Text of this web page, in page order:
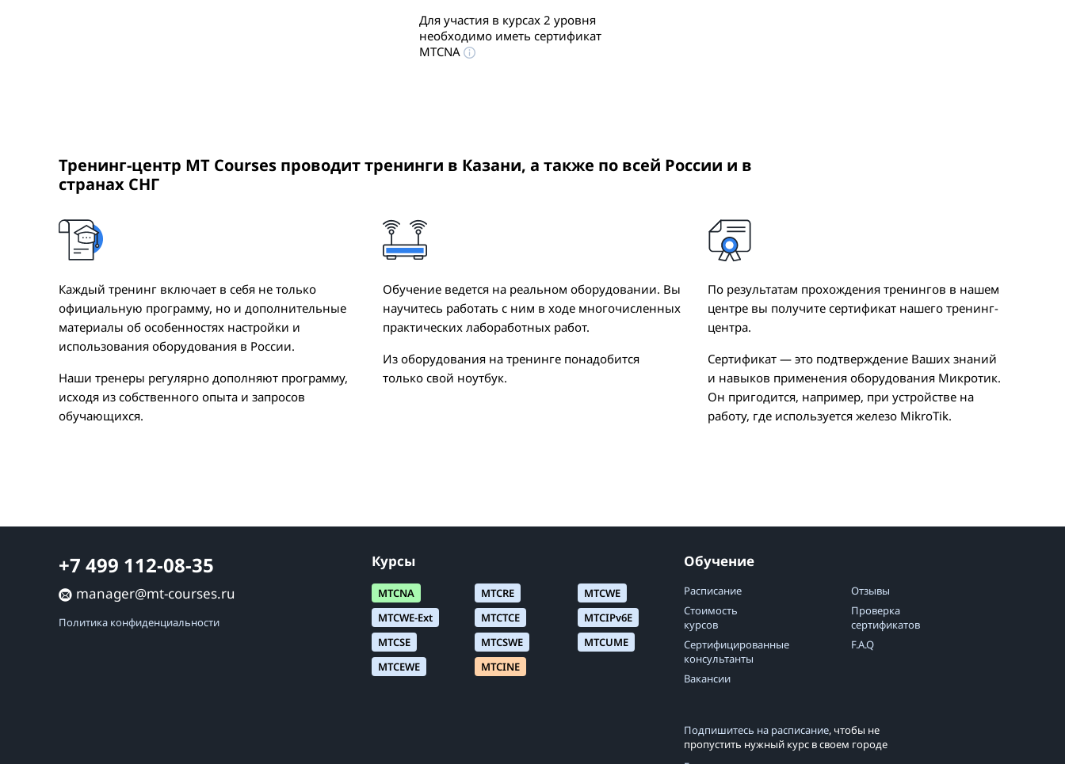
Для участия в курсах 2 уровня
необходимо иметь сертификат
MTCNA
Тренинг-центр MT Courses проводит тренинги в Казани, а также по всей России и в
странах СНГ
Каждый тренинг включает в себя не только
официальную программу, но и дополнительные
материалы об особенностях настройки и
использования оборудования в России.
Наши тренеры регулярно дополняют программу,
исходя из собственного опыта и запросов
обучающихся.
Обучение ведется на реальном оборудовании. Вы
научитесь работать с ним в ходе многочисленных
практических лабоработных работ.
Из оборудования на тренинге понадобится
только свой ноутбук.
По результатам прохождения тренингов в нашем
центре вы получите сертификат нашего тренинг-
центра.
Сертификат — это подтверждение Ваших знаний
и навыков применения оборудования Микротик.
Он пригодится, например, при устройстве на
работу, где используется железо MikroTik.
+7 499 112-08-35
manager@mt-courses.ru
Политика конфиденциальности
Курсы
MTCNA MTCRE
MTCWE
MTCWE-Ext
MTCTCE
MTCIPv6E
MTCSE
MTCSWE
MTCUME
MTCEWE
MTCINE
Обучение
Расписание
Отзывы
Стоимость
курсов
Проверка
сертификатов
Сертифицированные
консультанты
F.A.Q
Вакансии
Подпишитесь на расписание, чтобы не
пропустить нужный курс в своем городе